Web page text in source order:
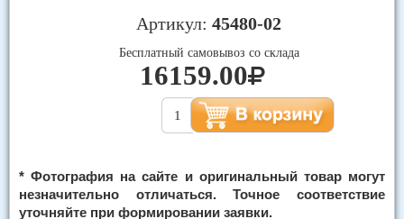
Артикул: 45480-02
Бесплатный самовывоз со склада
16159.00
* Фотография на сайте и оригинальный товар могут
незначительно отличаться. Точное соответствие
уточняйте при формировании заявки.